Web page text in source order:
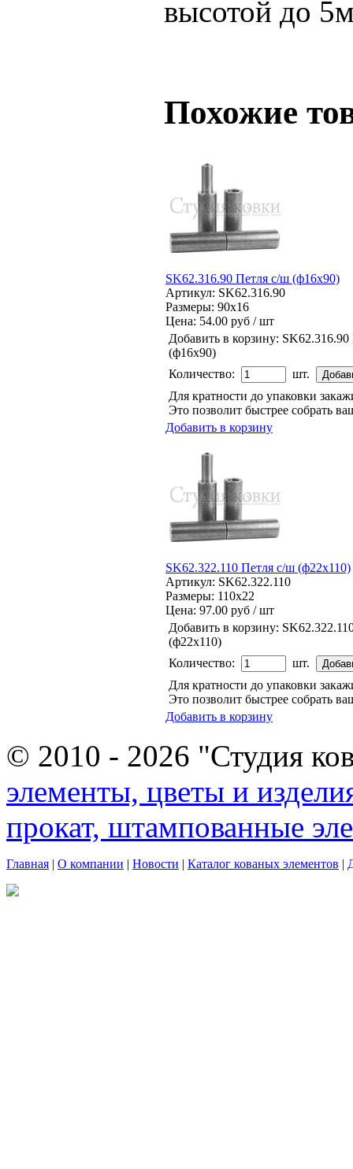
высотой до
Похожие
SK62.316.90 Петля с/ш (ф16х90)
Артикул: SK62.316.90
Размеры: 90x16
Цена: 54.00 руб / шт
Добавить в корзину:
(ф16х90)
Количество:
шт.
Для кратности до упаковки
Это позволит быстрее собрать
Добавить в корзину
SK62.322.110 Петля с/ш (ф22х110)
Артикул: SK62.322.110
Размеры: 110x22
Цена: 97.00 руб / шт
Добавить в корзину:
(ф22х110)
Количество:
шт.
Для кратности до упаковки
Это позволит быстрее собрать
Добавить в корзину
© 2010 - 2026 "Студия
элементы, цветы и
прокат, штампованные
Главная | О компании | Новости | Каталог кованых элементов |